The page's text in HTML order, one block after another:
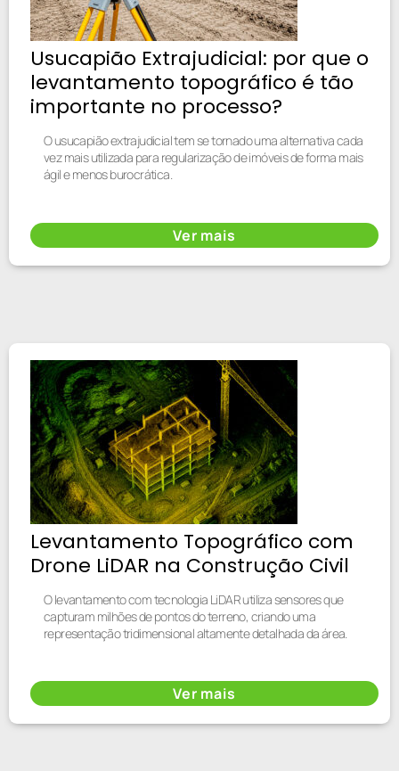
Usucapião Extrajudicial: por que o
levantamento topográfico é tão
importante no processo?
O usucapião extrajudicial tem se tornado uma alternativa cada
vez mais utilizada para regularização de imóveis de forma mais
ágil e menos burocrática.
Ver mais
Levantamento Topográfico com
Drone LiDAR na Construção Civil
O levantamento com tecnologia LiDAR utiliza sensores que
capturam milhões de pontos do terreno, criando uma
representação tridimensional altamente detalhada da área.
Ver mais